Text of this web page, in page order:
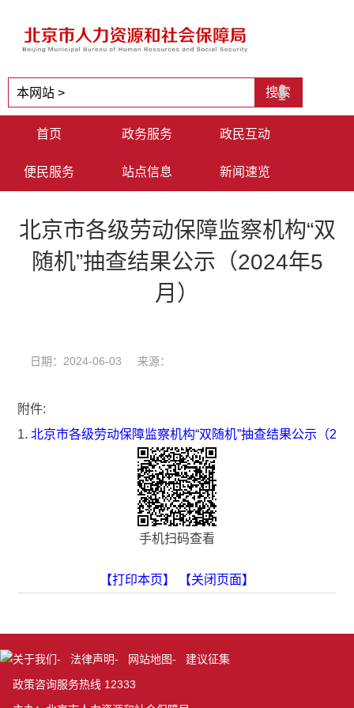
首页 政务服务 政民互动
便民服务 站点信息 新闻速览
北京市各级劳动保障监察机构“双
随机”抽查结果公示（2024年5
月）
日期：2024-06-03 来源：
附件:
1.北京市各级劳动保障监察机构“双随机”抽查结果公示（
手机扫码查看
【打印本页】 【关闭页面】
关于我们- 法律声明- 网站地图- 建议征集
政策咨询服务热线 12333